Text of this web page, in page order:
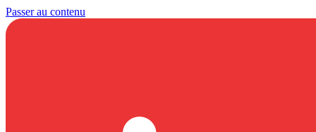
Passer au contenu